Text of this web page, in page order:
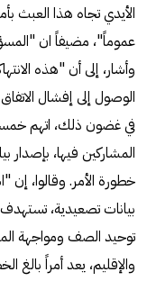
الأيدي تجاه هذا العبث
عموماً"، مضيفاً ان
وأشار، إلى أن "هذه
الوصول إلى إفشال
في غضون ذلك، اتهم خمسة
المشاركين فيها،
خطورة الأمر. وقالوا،
بيانات تصعيدية،
توحيد الصف ومواجهة
والإقليم، يعد أمراً بالغ